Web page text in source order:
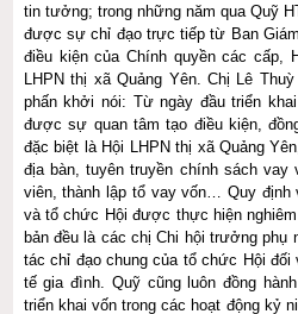
tin tưởng; trong những năm qua Quỹ
được sự chỉ đạo trực tiếp từ Ban
điều kiện của Chính quyền các cấp,
LHPN thị xã Quảng Yên. Chị Lê
phấn khởi nói: Từ ngày đầu triển
được sự quan tâm tạo điều kiện,
đặc biệt là Hội LHPN thị xã Quảng
địa bàn, tuyên truyền chính sách vay
viên, thành lập tổ vay vốn… Quy
và tổ chức Hội được thực hiện
bản đều là các chị Chi hội trưởng phụ
tác chỉ đạo chung của tổ chức Hội
tế gia đình. Quỹ cũng luôn đồng
triển khai vốn trong các hoạt động kỷ